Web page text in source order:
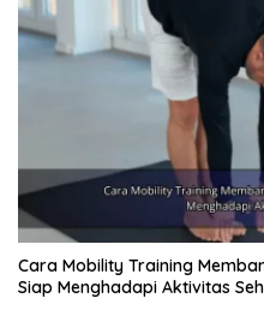
Cara Mobility Training
Siap Menghadapi Aktivitas